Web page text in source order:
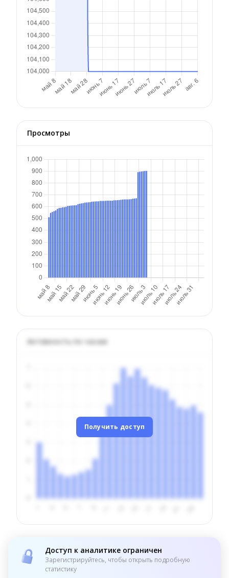
Просмотры
Активность по часам
Получить доступ
Доступ к аналитике ограничен
Зарегистрируйтесь, чтобы открыть подробную
статистику